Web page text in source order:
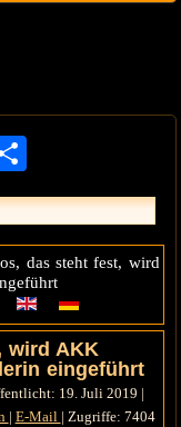
das steht fest, wird
wird AKK
eingeführt
19. Juli 2019 |
| E-Mail | Zugriffe: 7404